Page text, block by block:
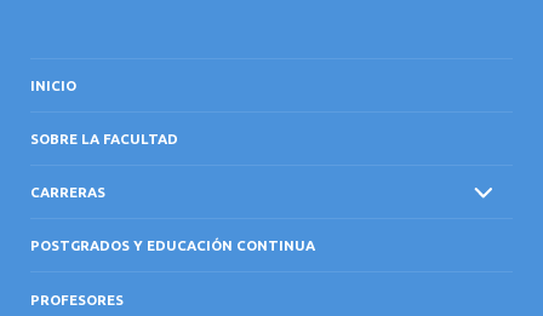
INICIO
SOBRE LA FACULTAD
CARRERAS
POSTGRADOS Y EDUCACIÓN CONTINUA
PROFESORES